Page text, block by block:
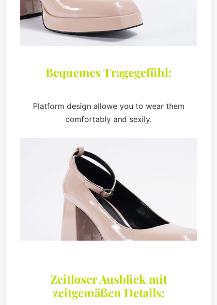
Bequemes Tragegefühl:
Platform design allowe you to wear them
comfortably and sexily.
Zeitloser Ausblick mit
zeitgemäßen Details: